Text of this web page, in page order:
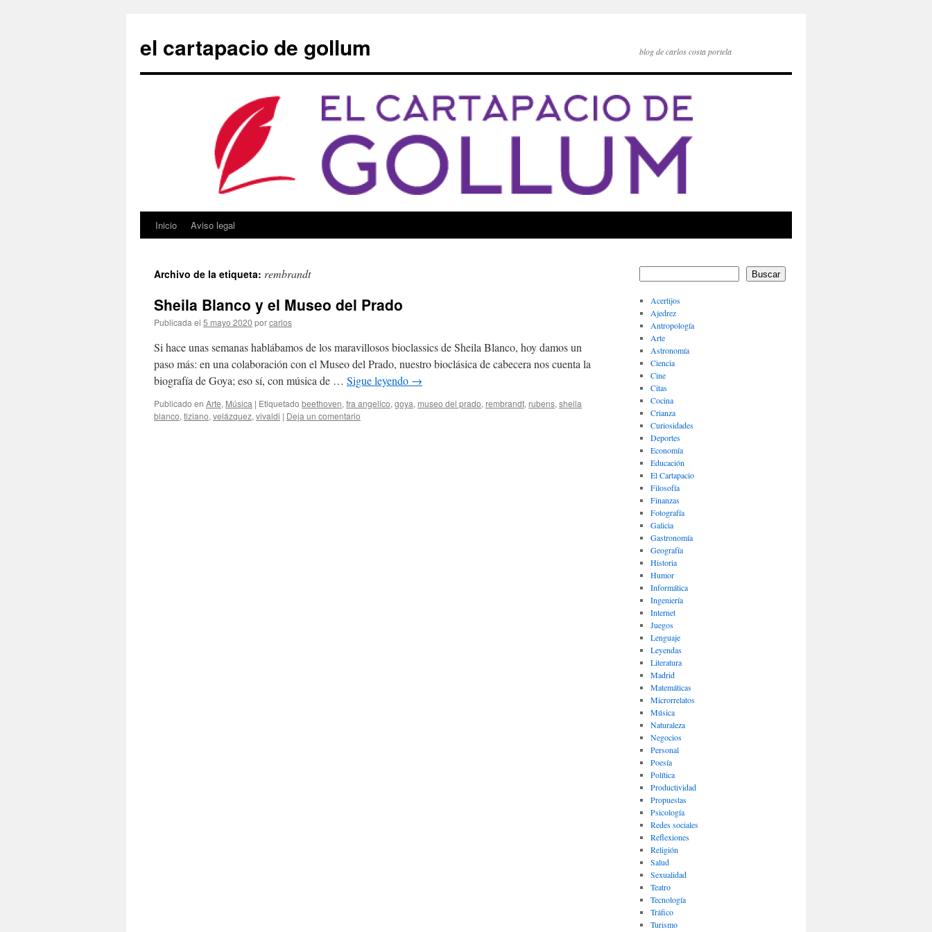
contenido
el cartapacio de gollum blog de carlos costa portela
Inicio Aviso legal
Archivo de la etiqueta: rembrandt
Sheila Blanco y el Museo del Prado
Publicada el 5 mayo 2020 porcarlos
Si hace unas semanas hablábamos de los maravillosos bioclassics de Sheila Blanco, hoy damos un
paso más: en una colaboración con el Museo del Prado, nuestro bioclásica de cabecera nos cuenta la
biografía de Goya; eso sí, con música de … Sigue leyendo →
Publicado en Arte, Música | Etiquetado beethoven, fra angelico, goya, museo del prado, rembrandt, rubens, sheila
blanco, tiziano, velázquez, vivaldi | Deja un comentario
Buscar
Acertijos
Ajedrez
Antropología
Arte
Astronomía
Ciencia
Cine
Citas
Cocina
Crianza
Curiosidades
Deportes
Economía
Educación
El Cartapacio
Filosofía
Finanzas
Fotografía
Galicia
Gastronomía
Geografía
Historia
Humor
Informática
Ingeniería
Internet
Juegos
Lenguaje
Leyendas
Literatura
Madrid
Matemáticas
Microrrelatos
Música
Naturaleza
Negocios
Personal
Poesía
Política
Productividad
Propuestas
Psicología
Redes sociales
Reflexiones
Religión
Salud
Sexualidad
Teatro
Tecnología
Tráfico
Turismo